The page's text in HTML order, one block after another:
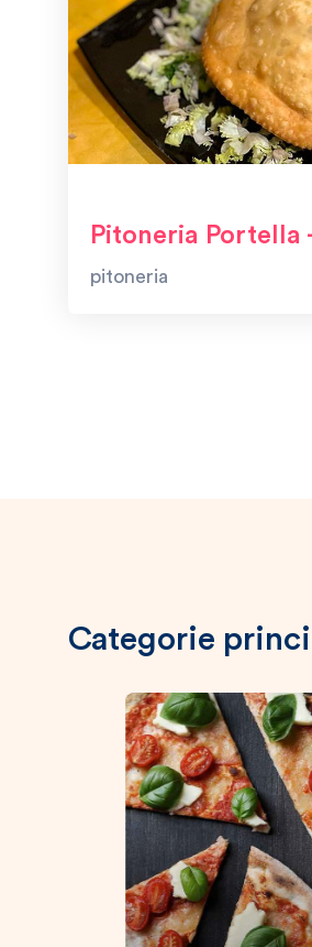
Pitoneria Portella
pitoneria
Categorie